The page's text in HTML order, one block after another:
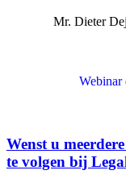
Mr. Dieter
Webinar
Wenst u
te volgen bij